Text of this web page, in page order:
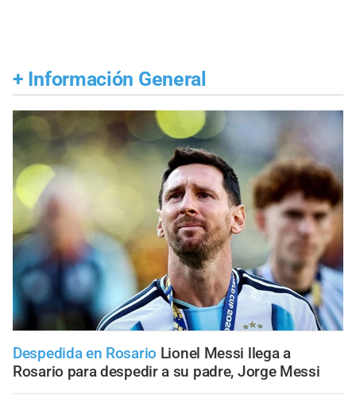
+ Información General
Despedida en Rosario Lionel Messi llega a
Rosario para despedir a su padre, Jorge Messi